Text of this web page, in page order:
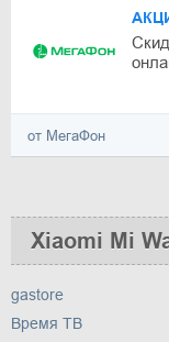
от МегаФон
Xiaomi Mi
gastore
Время ТВ